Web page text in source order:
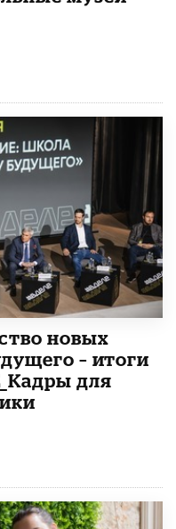
новых
– итоги
для